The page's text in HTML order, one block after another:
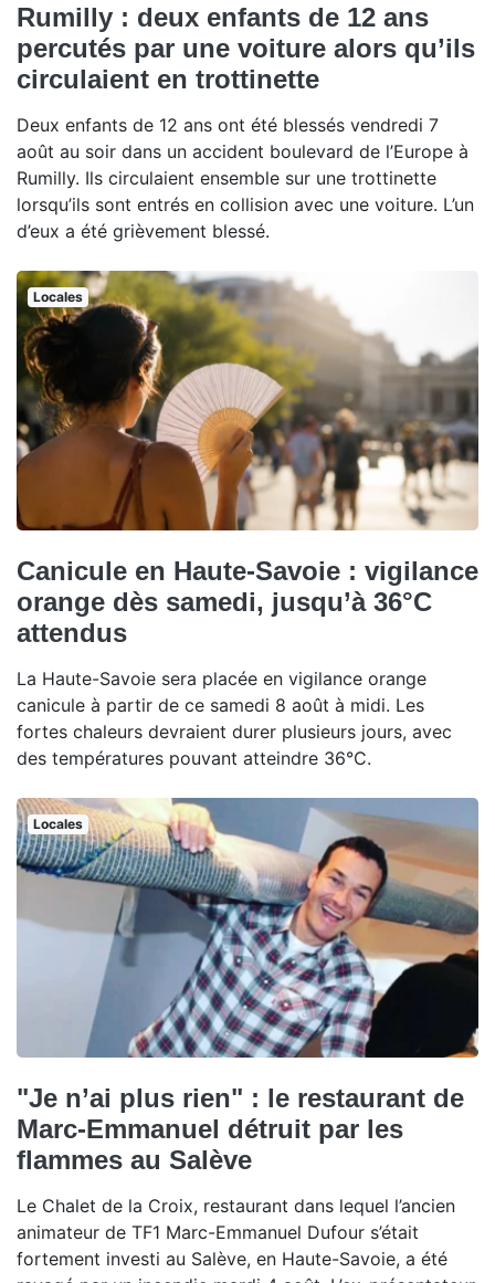
Rumilly : deux enfants de 12 ans
percutés par une voiture alors qu’ils
circulaient en trottinette
Deux enfants de 12 ans ont été blessés vendredi 7
août au soir dans un accident boulevard de l’Europe à
Rumilly. Ils circulaient ensemble sur une trottinette
lorsqu’ils sont entrés en collision avec une voiture. L’un
d’eux a été grièvement blessé.
Locales
Canicule en Haute-Savoie : vigilance
orange dès samedi, jusqu’à 36°C
attendus
La Haute-Savoie sera placée en vigilance orange
canicule à partir de ce samedi 8 août à midi. Les
fortes chaleurs devraient durer plusieurs jours, avec
des températures pouvant atteindre 36°C.
Locales
"Je n’ai plus rien" : le restaurant de
Marc-Emmanuel détruit par les
flammes au Salève
Le Chalet de la Croix, restaurant dans lequel l’ancien
animateur de TF1 Marc-Emmanuel Dufour s’était
fortement investi au Salève, en Haute-Savoie, a été